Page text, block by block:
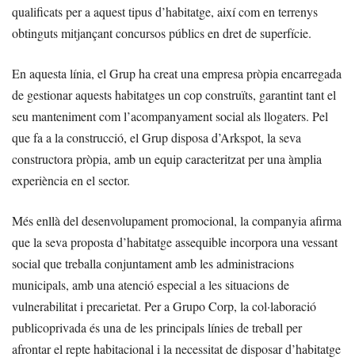
qualificats per a aquest tipus d’habitatge, així com en terrenys
obtinguts mitjançant concursos públics en dret de superfície.
En aquesta línia, el Grup ha creat una empresa pròpia encarregada
de gestionar aquests habitatges un cop construïts, garantint tant el
seu manteniment com l’acompanyament social als llogaters. Pel
que fa a la construcció, el Grup disposa d’Arkspot, la seva
constructora pròpia, amb un equip caracteritzat per una àmplia
experiència en el sector.
Més enllà del desenvolupament promocional, la companyia afirma
que la seva proposta d’habitatge assequible incorpora una vessant
social que treballa conjuntament amb les administracions
municipals, amb una atenció especial a les situacions de
vulnerabilitat i precarietat. Per a Grupo Corp, la col·laboració
publicoprivada és una de les principals línies de treball per
afrontar el repte habitacional i la necessitat de disposar d’habitatge